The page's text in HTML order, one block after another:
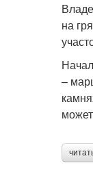
на
–